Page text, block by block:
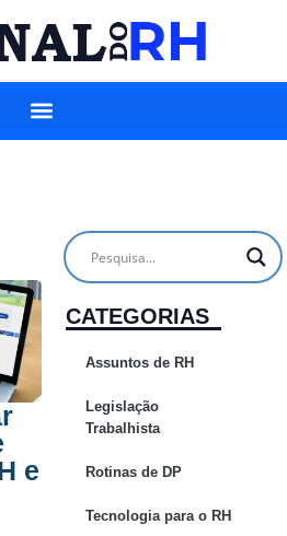
e
CATEGORIAS
Assuntos de RH
Legislação
Trabalhista
Rotinas de DP
Tecnologia para o RH